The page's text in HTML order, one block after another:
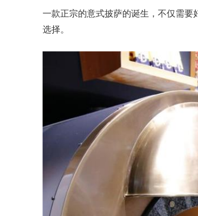
一款正宗的意式披萨的诞生，不仅需
选择。